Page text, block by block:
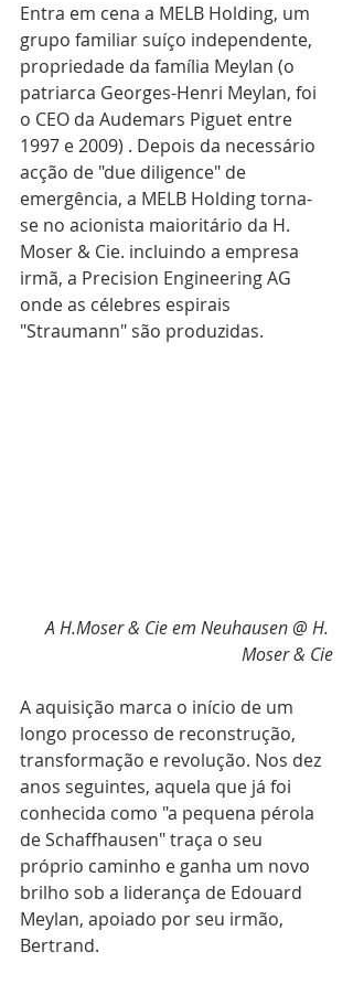
Entra em cena a MELB Holding, um
grupo familiar suíço independente,
propriedade da família Meylan (o
patriarca Georges-Henri Meylan, foi
o CEO da Audemars Piguet entre
1997 e 2009) . Depois da necessário
acção de "due diligence" de
emergência, a MELB Holding torna-
se no acionista maioritário da H.
Moser & Cie. incluindo a empresa
irmã, a Precision Engineering AG
onde as célebres espirais
"Straumann" são produzidas.
A H.Moser & Cie em Neuhausen @ H.
Moser & Cie
A aquisição marca o início de um
longo processo de reconstrução,
transformação e revolução. Nos dez
anos seguintes, aquela que já foi
conhecida como "a pequena pérola
de Schaffhausen" traça o seu
próprio caminho e ganha um novo
brilho sob a liderança de Edouard
Meylan, apoiado por seu irmão,
Bertrand.